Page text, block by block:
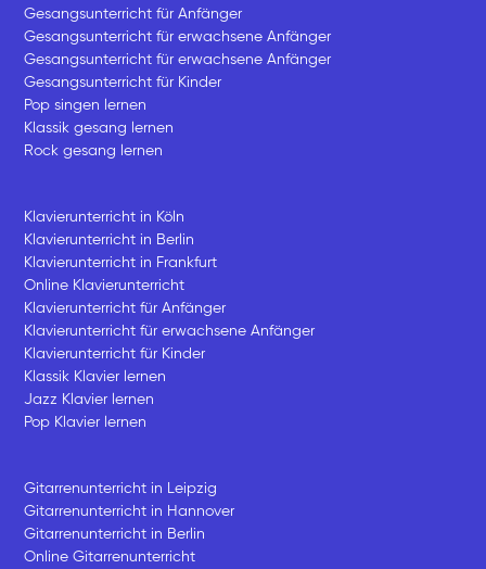
Gesangsunterricht für Anfänger
Gesangsunterricht für erwachsene Anfänger
Gesangsunterricht für erwachsene Anfänger
Gesangsunterricht für Kinder
Pop singen lernen
Klassik gesang lernen
Rock gesang lernen
Klavierunterricht in Köln
Klavierunterricht in Berlin
Klavierunterricht in Frankfurt
Online Klavierunterricht
Klavierunterricht für Anfänger
Klavierunterricht für erwachsene Anfänger
Klavierunterricht für Kinder
Klassik Klavier lernen
Jazz Klavier lernen
Pop Klavier lernen
Gitarrenunterricht in Leipzig
Gitarrenunterricht in Hannover
Gitarrenunterricht in Berlin
Online Gitarrenunterricht